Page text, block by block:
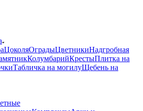
ЦоколяОградыЦветникиНадгробная
КолумбарийКрестыПлитка на
Табличка на могилуЩебень на